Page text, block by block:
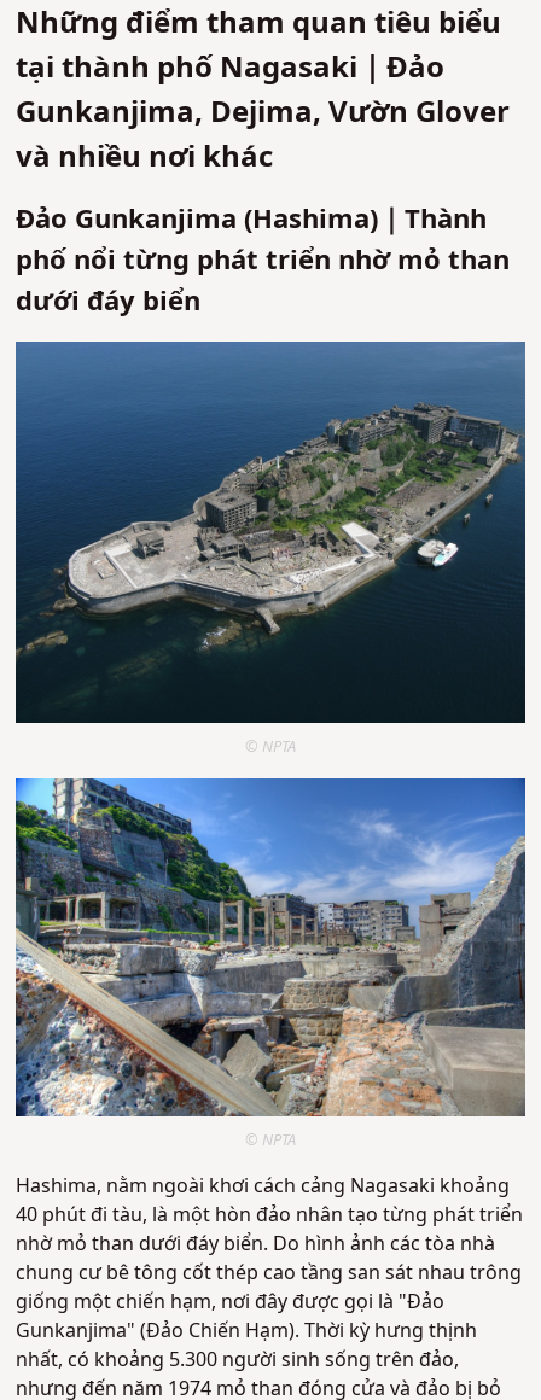
Những điểm tham quan tiêu biểu
tại thành phố Nagasaki｜Đảo
Gunkanjima, Dejima, Vườn Glover
và nhiều nơi khác
Đảo Gunkanjima (Hashima)｜Thành
phố nổi từng phát triển nhờ mỏ than
dưới đáy biển
© NPTA
© NPTA
Hashima, nằm ngoài khơi cách cảng Nagasaki khoảng
40 phút đi tàu, là một hòn đảo nhân tạo từng phát triển
nhờ mỏ than dưới đáy biển. Do hình ảnh các tòa nhà
chung cư bê tông cốt thép cao tầng san sát nhau trông
giống một chiến hạm, nơi đây được gọi là "Đảo
Gunkanjima" (Đảo Chiến Hạm). Thời kỳ hưng thịnh
nhất, có khoảng 5.300 người sinh sống trên đảo,
nhưng đến năm 1974 mỏ than đóng cửa và đảo bị bỏ